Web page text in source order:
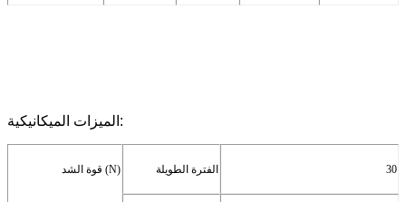
الميزات الميكانيكية:
قوة الشد (N) الفترة الطويلة 30